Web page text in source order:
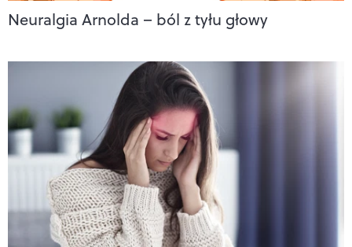
Neuralgia Arnolda – ból z tyłu głowy